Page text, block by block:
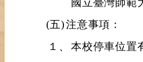
國立臺灣師範
(五)注意事項：
１、 本校停車位置